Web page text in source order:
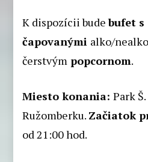
K dispozícii budebufet s
čapovanými alko/
čerstvým popcornom.
Miesto konania:Park
Ružomberku. Začiatok
od 21:00 hod.